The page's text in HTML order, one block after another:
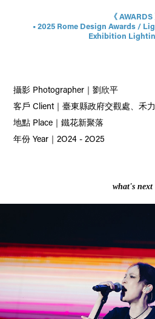
《 AWARDS
• 2025 Rome Design Awards /
Exhibition
攝影 Photographer｜劉欣平
客戶 Client｜臺東縣政府交觀處、禾
地點 Place｜鐵花新聚落
年份 Year｜2O24 - 2O25
what's next